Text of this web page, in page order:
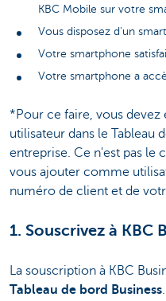
KBC Mobile sur votre
Vous disposez d'un
Votre smartphone
Votre smartphone a
*Pour ce faire, vous
utilisateur dans le Tableau
entreprise. Ce n'est pas le
vous ajouter comme
numéro de client et de
1. Souscrivez à KBC
La souscription à KBC
Tableau de bord Business